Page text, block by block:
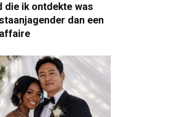
die ik ontdekte was
dan een